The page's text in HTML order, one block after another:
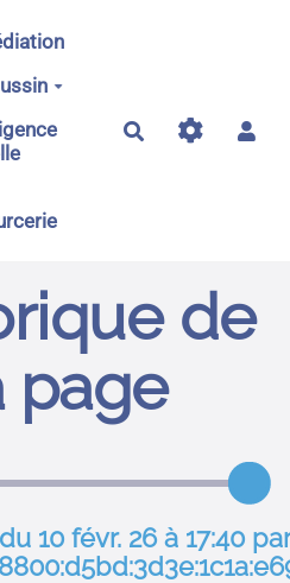
Rechercher
de
page
10 févr. 26 à 17:40